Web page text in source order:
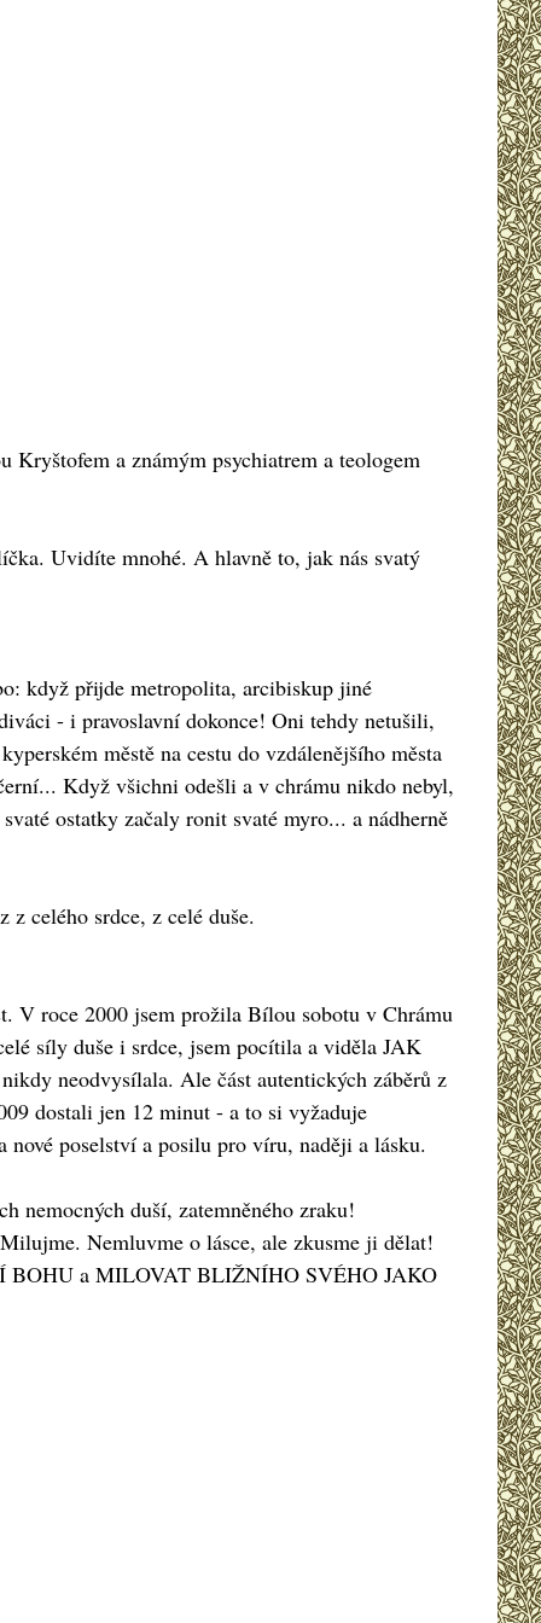
a známým psychiatrem a teologem
Uvidíte mnohé. A hlavně to, jak nás svatý
když přijde metropolita, arcibiskup jiné
- i pravoslavní dokonce! Oni tehdy netušili,
městě na cestu do vzdálenějšího města
Když všichni odešli a v chrámu nikdo nebyl,
ostatky začaly ronit svaté myro... a nádherně
celého srdce, z celé duše.
V roce 2000 jsem prožila Bílou sobotu v Chrámu
síly duše i srdce, jsem pocítila a viděla JAK
neodvysílala. Ale část autentických záběrů z
dostali jen 12 minut - a to si vyžaduje
poselství a posilu pro víru, naději a lásku.
nemocných duší, zatemněného zraku!
Nemluvme o lásce, ale zkusme ji dělat!
BOHU a MILOVAT BLIŽNÍHO SVÉHO JAKO